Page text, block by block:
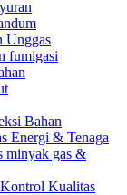
Unggas
fumigasi
Bahan
Energi & Tenaga
minyak gas &
Kualitas